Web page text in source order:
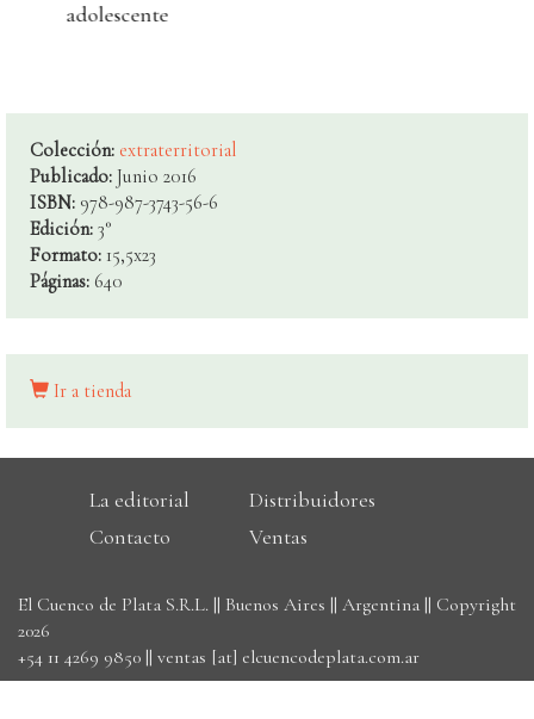
adolescente
Colección: extraterritorial
Publicado: Junio 2016
ISBN: 978-987-3743-56-6
Edición: 3°
Formato: 15,5x23
Páginas: 640
Ir a tienda
La editorial
Distribuidores
Contacto
Ventas
El Cuenco de Plata S.R.L. || Buenos Aires || Argentina || Copyright
2026
+54 11 4269 9850 || ventas [at] elcuencodeplata.com.ar